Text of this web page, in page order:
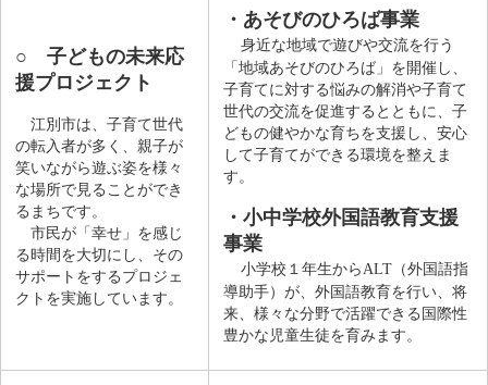
○ 子どもの未来応
援プロジェクト
江別市は、子育て世代
の転入者が多く、親子が
笑いながら遊ぶ姿を様々
な場所で見ることができ
るまちです。
市民が「幸せ」を感じ
る時間を大切にし、その
サポートをするプロジェ
クトを実施しています。
・あそびのひろば事業
身近な地域で遊びや交流を行う
「地域あそびのひろば」を開催し、
子育てに対する悩みの解消や子育て
世代の交流を促進するとともに、子
どもの健やかな育ちを支援し、安心
して子育てができる環境を整えま
す。
・小中学校外国語教育支援
事業
小学校１年生からALT（外国語指
導助手）が、外国語教育を行い、将
来、様々な分野で活躍できる国際性
豊かな児童生徒を育みます。